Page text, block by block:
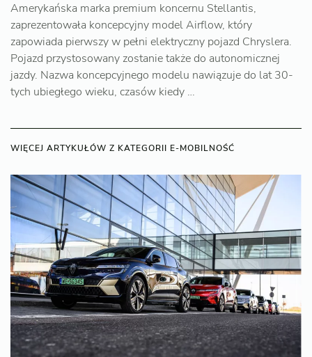
Amerykańska marka premium koncernu Stellantis,
zaprezentowała koncepcyjny model Airflow, który
zapowiada pierwszy w pełni elektryczny pojazd Chryslera.
Pojazd przystosowany zostanie także do autonomicznej
jazdy. Nazwa koncepcyjnego modelu nawiązuje do lat 30-
tych ubiegłego wieku, czasów kiedy …
WIĘCEJ ARTYKUŁÓW Z KATEGORII E-MOBILNOŚĆ